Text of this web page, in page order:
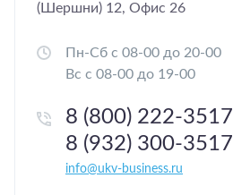
(Шершни) 12, Офис 26
Пн-Сб с 08-00 до 20-00
Вс с 08-00 до 19-00
8 (800) 222-3517
8 (932) 300-3517
info@ukv-business.ru